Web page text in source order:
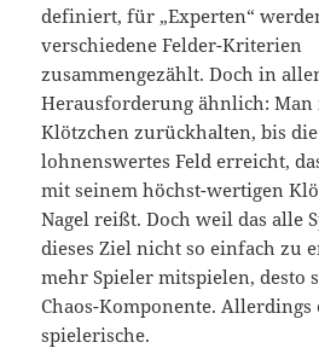
definiert, für „Experten“
verschiedene Felder-Kriterien
zusammengezählt. Doch in
Herausforderung ähnlich: Man
Klötzchen zurückhalten, bis
lohnenswertes Feld erreicht,
mit seinem höchst-wertigen
Nagel reißt. Doch weil das alle
dieses Ziel nicht so einfach zu
mehr Spieler mitspielen, desto
Chaos-Komponente. Allerdings
spielerische.